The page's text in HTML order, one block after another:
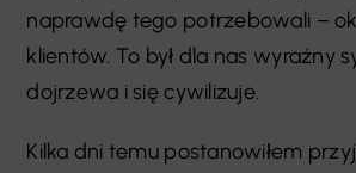
naprawdę tego potrzebowali –
klientów. To był dla nas wyraźny
dojrzewa i się cywilizuje.
Kilka dni temu postanowiłem